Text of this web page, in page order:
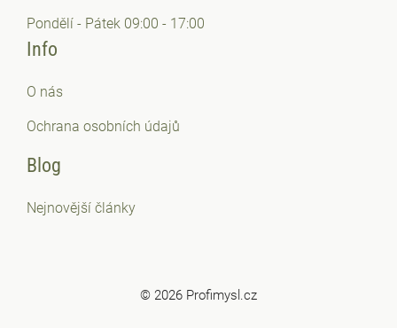
Pondělí - Pátek 09:00 - 17:00
Info
O nás
Ochrana osobních údajů
Blog
Nejnovější články
© 2026 Profimysl.cz